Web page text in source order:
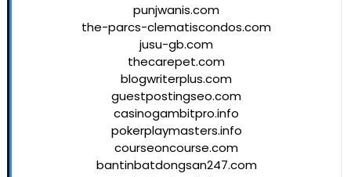
punjwanis.com
the-parcs-clematiscondos.com
jusu-gb.com
thecarepet.com
blogwriterplus.com
guestpostingseo.com
casinogambitpro.info
pokerplaymasters.info
courseoncourse.com
bantinbatdongsan247.com